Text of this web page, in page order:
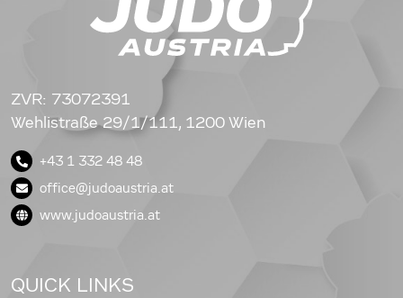
ZVR: 73072391
Wehlistraße 29/1/111, 1200 Wien
+43 1 332 48 48
office@judoaustria.at
www.judoaustria.at
QUICK LINKS